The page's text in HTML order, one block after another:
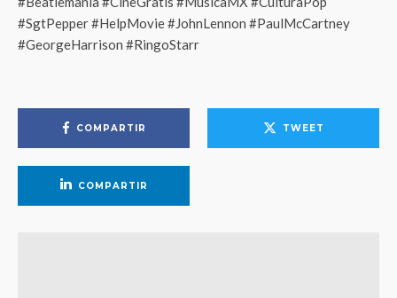
#SgtPepper #HelpMovie #JohnLennon #PaulMcCartney
#GeorgeHarrison #RingoStarr
COMPARTIR TWEET
COMPARTIR